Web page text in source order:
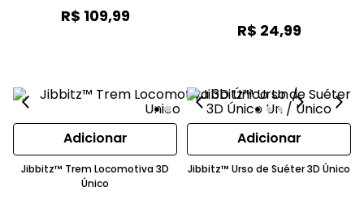
R$ 109,99
R$ 24,99
Adicionar
Jibbitz™ Trem Locomotiva 3D
Único
Adicionar
Jibbitz™ Urso de Suéter 3D Único